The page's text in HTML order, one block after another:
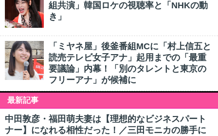
組共演」韓国ロケの視聴率と「NHKの動
き」
「ミヤネ屋」後釜番組MCに「村上信五と
読売テレビ女子アナ」起用までの「最重
要議論」内幕！「別のタレントと東京の
フリーアナ」が候補に
最新記事
中田敦彦・福田萌夫妻は【理想的なビジネスパート
ナー】になれる相性だった！／三田モニカの勝手に